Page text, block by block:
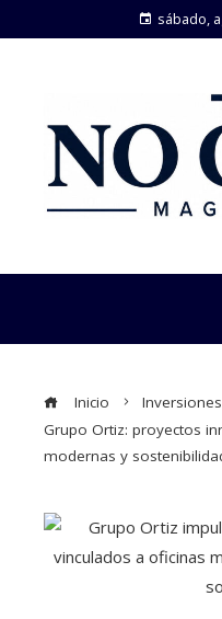
sábado,
Inicio
Grupo Ortiz: proyectos
modernas y